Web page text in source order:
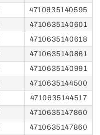
4710635140595
4710635140601
4710635140618
4710635140861
4710635140991
4710635144500
4710635144517
4710635147860
4710635147860